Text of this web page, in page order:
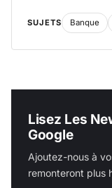
SUJETS Banque
Lisez Les
Google
Ajoutez-nous à
remonteront plus